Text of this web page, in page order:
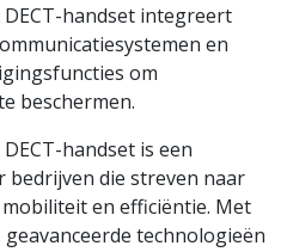
handset integreert
en
om
beschermen.
handset is een
bedrijven die streven naar
en efficiëntie. Met
technologieën